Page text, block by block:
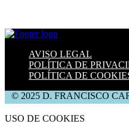
AVISO LEGAL
POLÍTICA DE
POLÍTICA DE
2025 D. FRANCISCO CARO
USO DE COOKIES